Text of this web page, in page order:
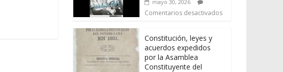
mayo 30, 2026
Comentarios desactivados
Constitución, leyes y
acuerdos expedidos
por la Asamblea
Constituyente del